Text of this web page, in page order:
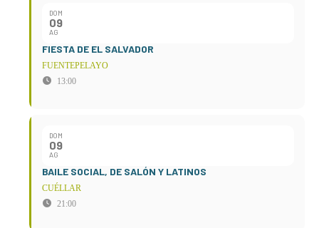
DOM
09
AG
FIESTA DE EL SALVADOR
FUENTEPELAYO
13:00
DOM
09
AG
BAILE SOCIAL, DE SALÓN Y LATINOS
CUÉLLAR
21:00